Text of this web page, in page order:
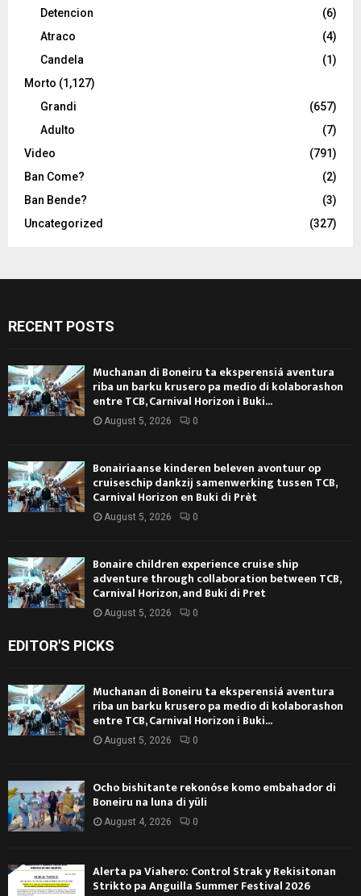
Detencion
(6)
Atraco
(4)
Candela
(1)
Morto (1,127)
Grandi
(657)
Adulto
(7)
Video
(791)
Ban Come?
(2)
Ban Bende?
(3)
Uncategorized
(327)
RECENT POSTS
Muchanan di Boneiru ta eksperensiá aventura
riba un barku krusero pa medio di kolaborashon
entre TCB, Carnival Horizon i Buki...
August 5, 2026 0
Bonairiaanse kinderen beleven avontuur op
cruiseschip dankzij samenwerking tussen TCB,
Carnival Horizon en Buki di Prèt
August 5, 2026 0
Bonaire children experience cruise ship
adventure through collaboration between TCB,
Carnival Horizon, and Buki di Pret
August 5, 2026 0
EDITOR'S PICKS
Muchanan di Boneiru ta eksperensiá aventura
riba un barku krusero pa medio di kolaborashon
entre TCB, Carnival Horizon i Buki...
August 5, 2026 0
Ocho bishitante rekonóse komo embahador di
Boneiru na luna di yüli
August 4, 2026 0
Alerta pa Viahero: Control Strak y Rekisitonan
Strikto pa Anguilla Summer Festival 2026